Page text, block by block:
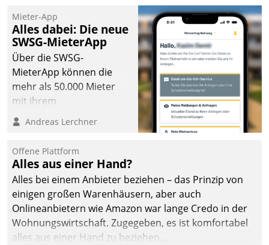
Einsparungen durch optimierte und automatisierte
Prozesse. Doch man darf nicht zu viel erwarten: Allein
mit der Einführung einer neuen Software ist es nicht
getan. Die Digitalisierung erfordert von Unternehmen
die Bereitschaft, sich zu überprüfen, zu hinterfragen
und zu verändern.
Mieter-App
Alles dabei: Die neue
SWSG-MieterApp
Über die SWSG-
MieterApp können die
mehr als 50.000 Mieter
mit ihrem
Wohnungsunternehmen
kommunizieren, auf dem
einsehen und ändern
oder
Schadensmeldungen
abgeben – rund um die
Uhr.
Andreas Lerchner
Offene Plattform
Alles aus einer Hand?
Alles bei einem Anbieter beziehen – das Prinzip von
einigen großen Warenhäusern, aber auch
Onlineanbietern wie Amazon war lange Credo in der
Wohnungswirtschaft. Zugegeben, es ist komfortabel
alles aus einer Hand zu beziehen...